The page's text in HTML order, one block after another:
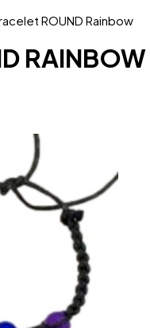
ROUND Rainbow
RAINBOW